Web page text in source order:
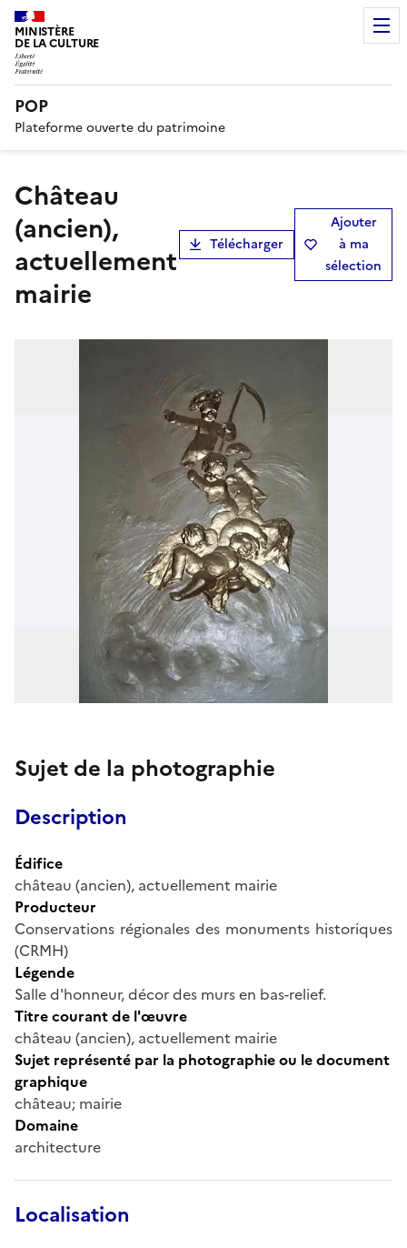
MINISTÈRE
DE LA CULTURE
POP
Plateforme ouverte du patrimoine
château
(ancien),
actuellement
mairie
Télécharger
Ajouter
à ma
sélection
Sujet de la photographie
Description
Édifice
château (ancien), actuellement mairie
Producteur
Conservations régionales des monuments historiques
(CRMH)
Légende
Salle d'honneur, décor des murs en bas-relief.
Titre courant de l'œuvre
château (ancien), actuellement mairie
Sujet représenté par la photographie ou le document
graphique
château; mairie
Domaine
architecture
Localisation